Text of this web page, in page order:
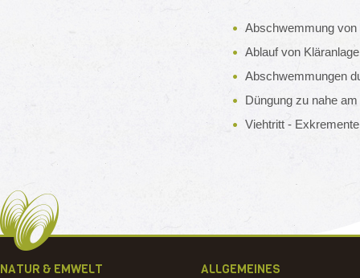
Abschwemmung von
Ablauf von
Abschwemmungen
Düngung zu nahe
Viehtritt - Exkremente
NATUR & EMWELT ALLGEMEINES